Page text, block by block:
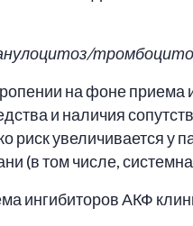
на фоне приема
и наличия
риск увеличивается
(в том числе,
ингибиторов АКФ